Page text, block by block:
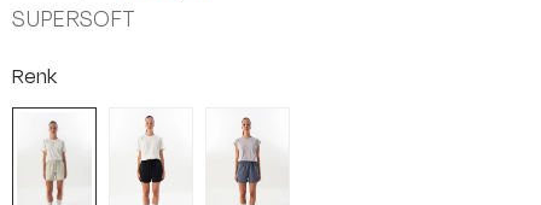
SUPERSOFT
Renk